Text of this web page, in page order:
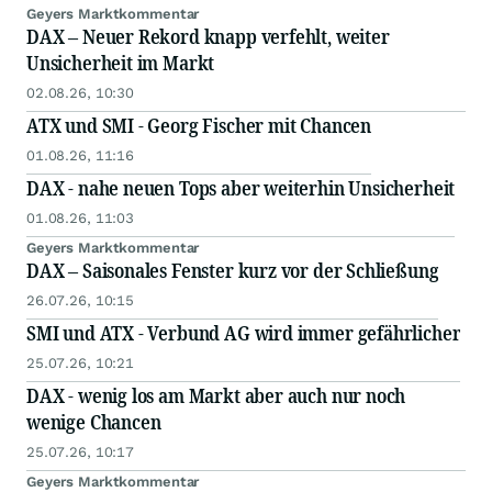
*Werbelink
Geyers Marktkommentar
DAX – Neuer Rekord knapp verfehlt, weiter
Unsicherheit im Markt
02.08.26, 10:30
ATX und SMI - Georg Fischer mit Chancen
01.08.26, 11:16
DAX - nahe neuen Tops aber weiterhin Unsicherheit
01.08.26, 11:03
Geyers Marktkommentar
DAX – Saisonales Fenster kurz vor der Schließung
26.07.26, 10:15
SMI und ATX - Verbund AG wird immer gefährlicher
25.07.26, 10:21
DAX - wenig los am Markt aber auch nur noch
wenige Chancen
25.07.26, 10:17
Geyers Marktkommentar